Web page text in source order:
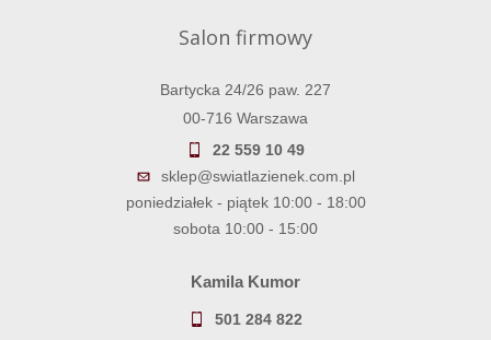
Salon firmowy
Bartycka 24/26 paw. 227
00-716 Warszawa
22 559 10 49
sklep@swiatlazienek.com.pl
poniedziałek - piątek 10:00 - 18:00
sobota 10:00 - 15:00
Kamila Kumor
501 284 822